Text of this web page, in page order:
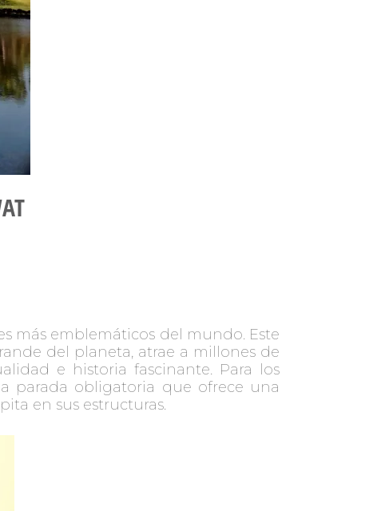
más emblemáticos del mundo. Este
del planeta, atrae a millones de
e historia fascinante. Para los
parada obligatoria que ofrece una
en sus estructuras.